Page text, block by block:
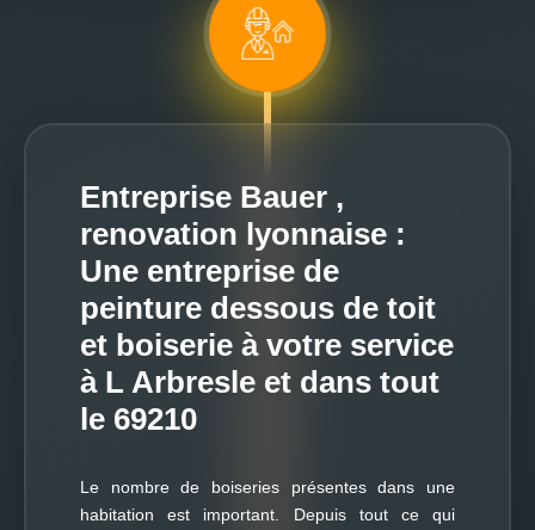
Entreprise Bauer ,
renovation lyonnaise :
Une entreprise de
peinture dessous de toit
et boiserie à votre service
à L Arbresle et dans tout
le 69210
Le nombre de boiseries présentes dans une
habitation est important. Depuis tout ce qui